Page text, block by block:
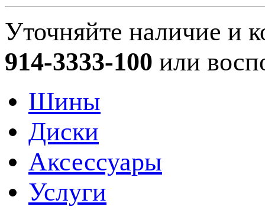
Уточняйте наличие и
914-3333-100 или
Шины
Диски
Аксессуары
Услуги